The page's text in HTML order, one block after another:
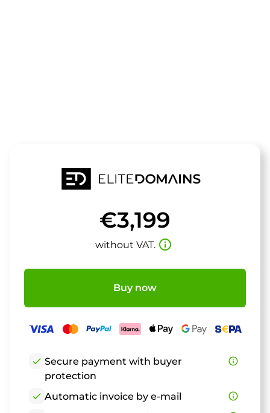
€3,199
without VAT. info_outline
Buy now
check Secure payment with buyer
protection
info_outline
check Automatic invoice by e-mail
info_outline